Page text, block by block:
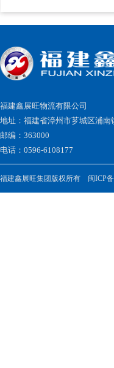
福建鑫展旺物流有限公司
地址：福建省漳州市芗城区浦南
邮编：363000
电话：0596-6108177
福建鑫展旺集团版权所有 闽ICP